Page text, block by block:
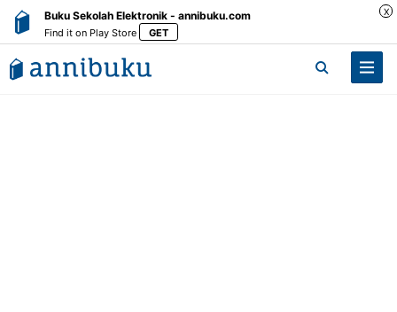
Buku Sekolah Elektronik - annibuku.com
Find it on Play Store GET
X